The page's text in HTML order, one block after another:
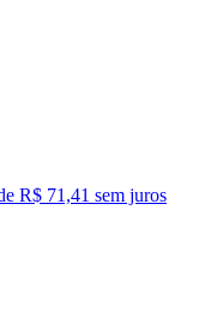
R$ 71,41 sem juros